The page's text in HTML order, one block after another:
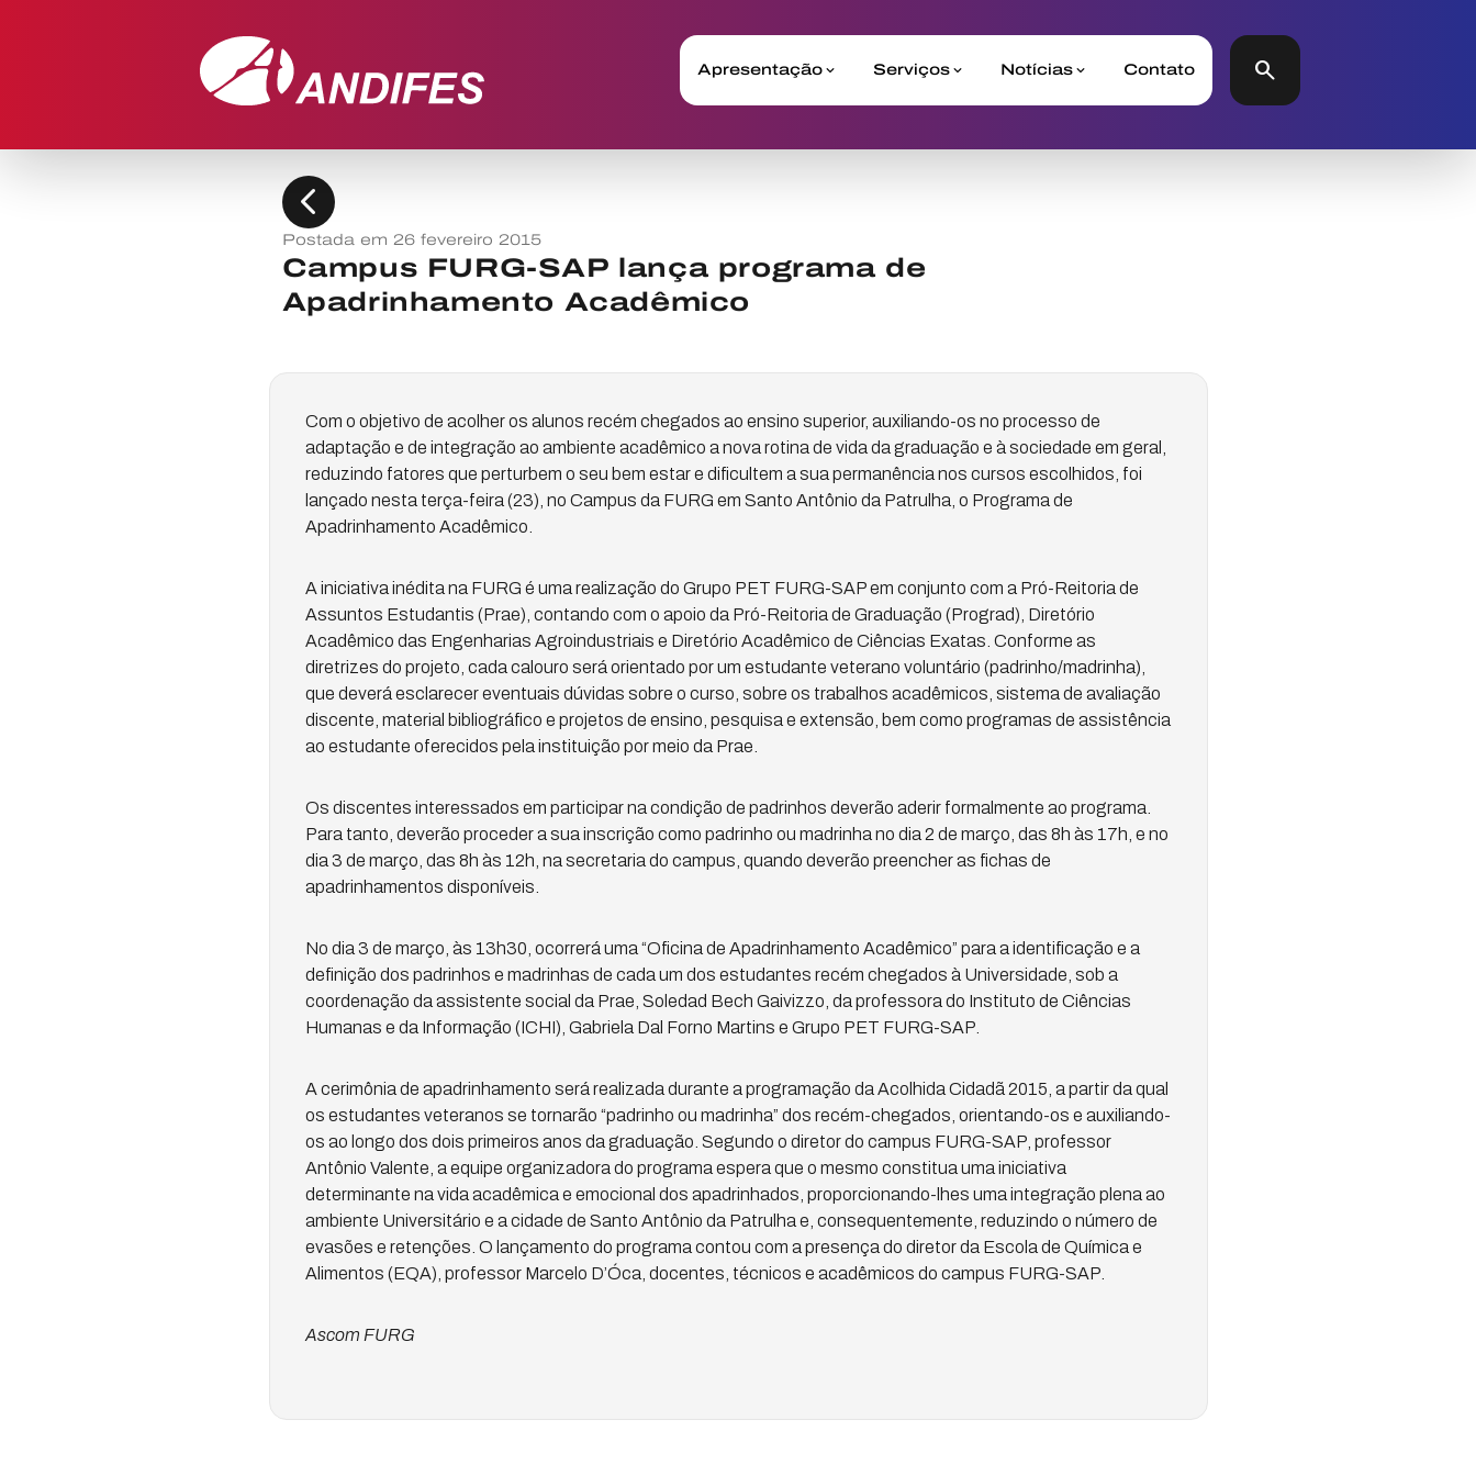
Apresentação Serviços Notícias Contato search
chevron_left
Postada em 26 fevereiro 2015
Campus FURG-SAP lança programa de
Apadrinhamento Acadêmico
Com o objetivo de acolher os alunos recém chegados ao ensino superior, auxiliando-os no processo de
adaptação e de integração ao ambiente acadêmico a nova rotina de vida da graduação e à sociedade em geral,
reduzindo fatores que perturbem o seu bem estar e dificultem a sua permanência nos cursos escolhidos, foi
lançado nesta terça-feira (23), no Campus da FURG em Santo Antônio da Patrulha, o Programa de
Apadrinhamento Acadêmico.
A iniciativa inédita na FURG é uma realização do Grupo PET FURG-SAP em conjunto com a Pró-Reitoria de
Assuntos Estudantis (Prae), contando com o apoio da Pró-Reitoria de Graduação (Prograd), Diretório
Acadêmico das Engenharias Agroindustriais e Diretório Acadêmico de Ciências Exatas. Conforme as
diretrizes do projeto, cada calouro será orientado por um estudante veterano voluntário (padrinho/madrinha),
que deverá esclarecer eventuais dúvidas sobre o curso, sobre os trabalhos acadêmicos, sistema de avaliação
discente, material bibliográfico e projetos de ensino, pesquisa e extensão, bem como programas de assistência
ao estudante oferecidos pela instituição por meio da Prae.
Os discentes interessados em participar na condição de padrinhos deverão aderir formalmente ao programa.
Para tanto, deverão proceder a sua inscrição como padrinho ou madrinha no dia 2 de março, das 8h às 17h, e no
dia 3 de março, das 8h às 12h, na secretaria do campus, quando deverão preencher as fichas de
apadrinhamentos disponíveis.
No dia 3 de março, às 13h30, ocorrerá uma “Oficina de Apadrinhamento Acadêmico” para a identificação e a
definição dos padrinhos e madrinhas de cada um dos estudantes recém chegados à Universidade, sob a
coordenação da assistente social da Prae, Soledad Bech Gaivizzo, da professora do Instituto de Ciências
Humanas e da Informação (ICHI), Gabriela Dal Forno Martins e Grupo PET FURG-SAP.
A cerimônia de apadrinhamento será realizada durante a programação da Acolhida Cidadã 2015, a partir da qual
os estudantes veteranos se tornarão “padrinho ou madrinha” dos recém-chegados, orientando-os e auxiliando-
os ao longo dos dois primeiros anos da graduação. Segundo o diretor do campus FURG-SAP, professor
Antônio Valente, a equipe organizadora do programa espera que o mesmo constitua uma iniciativa
determinante na vida acadêmica e emocional dos apadrinhados, proporcionando-lhes uma integração plena ao
ambiente Universitário e a cidade de Santo Antônio da Patrulha e, consequentemente, reduzindo o número de
evasões e retenções. O lançamento do programa contou com a presença do diretor da Escola de Química e
Alimentos (EQA), professor Marcelo D’Óca, docentes, técnicos e acadêmicos do campus FURG-SAP.
Ascom FURG